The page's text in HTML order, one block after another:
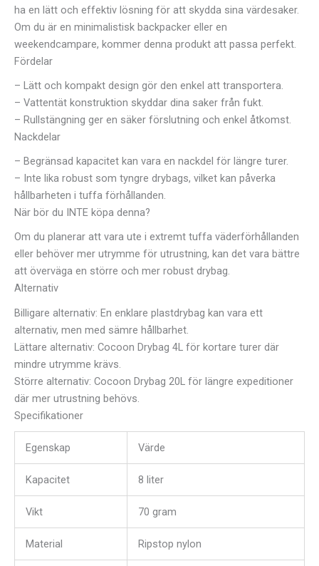
ha en lätt och effektiv lösning för att skydda sina värdesaker.
Om du är en minimalistisk backpacker eller en
weekendcampare, kommer denna produkt att passa perfekt.
Fördelar
– Lätt och kompakt design gör den enkel att transportera.
– Vattentät konstruktion skyddar dina saker från fukt.
– Rullstängning ger en säker förslutning och enkel åtkomst.
Nackdelar
– Begränsad kapacitet kan vara en nackdel för längre turer.
– Inte lika robust som tyngre drybags, vilket kan påverka
hållbarheten i tuffa förhållanden.
När bör du INTE köpa denna?
Om du planerar att vara ute i extremt tuffa väderförhållanden
eller behöver mer utrymme för utrustning, kan det vara bättre
att överväga en större och mer robust drybag.
Alternativ
Billigare alternativ: En enklare plastdrybag kan vara ett
alternativ, men med sämre hållbarhet.
Lättare alternativ: Cocoon Drybag 4L för kortare turer där
mindre utrymme krävs.
Större alternativ: Cocoon Drybag 20L för längre expeditioner
där mer utrustning behövs.
Specifikationer
Egenskap Värde
Kapacitet 8 liter
Vikt 70 gram
Material Ripstop nylon